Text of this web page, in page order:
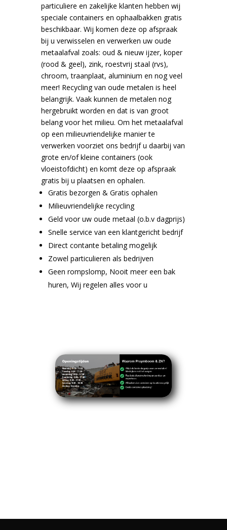
particuliere en zakelijke klanten hebben wij
speciale containers en ophaalbakken gratis
beschikbaar. Wij komen deze op afspraak
bij u verwisselen en verwerken uw oude
metaalafval zoals: oud & nieuw ijzer, koper
(rood & geel), zink, roestvrij staal (rvs),
chroom, traanplaat, aluminium en nog veel
meer! Recycling van oude metalen is heel
belangrijk. Vaak kunnen de metalen nog
hergebruikt worden en dat is van groot
belang voor het milieu. Om het metaalafval
op een milieuvriendelijke manier te
verwerken voorziet ons bedrijf u daarbij van
grote en/of kleine containers (ook
vloeistofdicht) en komt deze op afspraak
gratis bij u plaatsen en ophalen.
Gratis bezorgen & Gratis ophalen
Milieuvriendelijke recycling
Geld voor uw oude metaal (o.b.v dagprijs)
Snelle service van een klantgericht bedrijf
Direct contante betaling mogelijk
Zowel particulieren als bedrijven
Geen rompslomp, Nooit meer een bak
huren, Wij regelen alles voor u